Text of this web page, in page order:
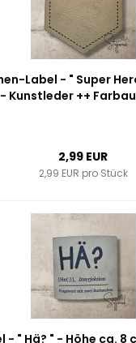
Label - " Super
Kunstleder ++
2,99 EUR
2,99 EUR pro Stück
- " Hä? " - Höhe ca. 8